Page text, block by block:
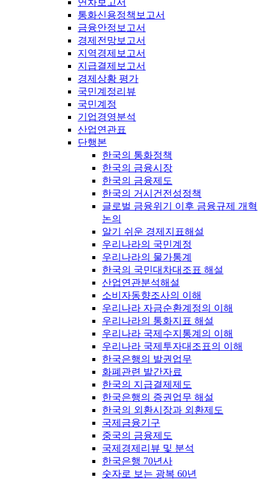
연차보고서
통화신용정책보고서
금융안정보고서
경제전망보고서
지역경제보고서
지급결제보고서
경제상황 평가
국민계정리뷰
국민계정
기업경영분석
산업연관표
단행본
한국의 통화정책
한국의 금융시장
한국의 금융제도
한국의 거시건전성정책
글로벌 금융위기 이후 금융규제 개혁
논의
알기 쉬운 경제지표해설
우리나라의 국민계정
우리나라의 물가통계
한국의 국민대차대조표 해설
산업연관분석해설
소비자동향조사의 이해
우리나라 자금순환계정의 이해
우리나라의 통화지표 해설
우리나라 국제수지통계의 이해
우리나라 국제투자대조표의 이해
한국은행의 발권업무
화폐관련 발간자료
한국의 지급결제제도
한국은행의 증권업무 해설
한국의 외환시장과 외환제도
국제금융기구
중국의 금융제도
국제경제리뷰 및 분석
한국은행 70년사
숫자로 보는 광복 60년